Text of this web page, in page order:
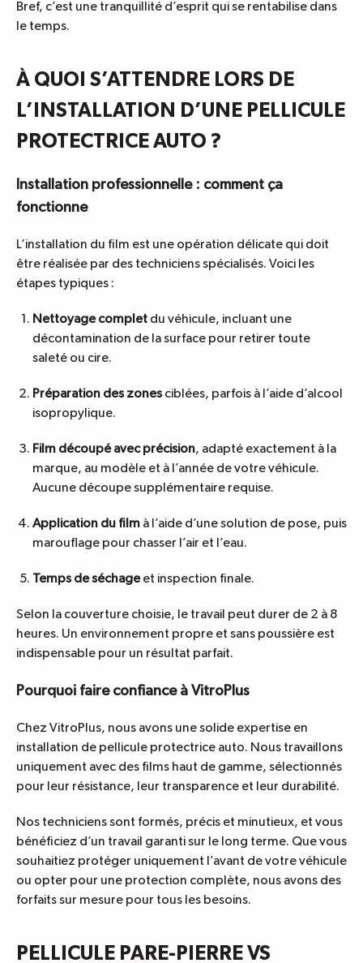
Bref, c’est une tranquillité d’esprit qui se rentabilise dans
le temps.
À QUOI S’ATTENDRE LORS DE
L’INSTALLATION D’UNE PELLICULE
PROTECTRICE AUTO ?
Installation professionnelle : comment ça
fonctionne
L’installation du film est une opération délicate qui doit
être réalisée par des techniciens spécialisés. Voici les
étapes typiques :
Nettoyage complet du véhicule, incluant une
décontamination de la surface pour retirer toute
saleté ou cire.
Préparation des zonesciblées, parfois à l’aide d’alcool
isopropylique.
Film découpé avec précision, adapté exactement à la
marque, au modèle et à l’année de votre véhicule.
Aucune découpe supplémentaire requise.
Application du film à l’aide d’une solution de pose, puis
marouflage pour chasser l’air et l’eau.
Temps de séchageet inspection finale.
Selon la couverture choisie, le travail peut durer de 2 à 8
heures. Un environnement propre et sans poussière est
indispensable pour un résultat parfait.
Pourquoi faire confiance à VitroPlus
Chez VitroPlus, nous avons une solide expertise en
installation de pellicule protectrice auto. Nous travaillons
uniquement avec des films haut de gamme, sélectionnés
pour leur résistance, leur transparence et leur durabilité.
Nos techniciens sont formés, précis et minutieux, et vous
bénéficiez d’un travail garanti sur le long terme. Que vous
souhaitiez protéger uniquement l’avant de votre véhicule
ou opter pour une protection complète, nous avons des
forfaits sur mesure pour tous les besoins.
PELLICULE PARE-PIERRE VS